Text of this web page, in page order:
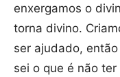
enxergamos o
torna divino.
ser ajudado,
sei o que é não